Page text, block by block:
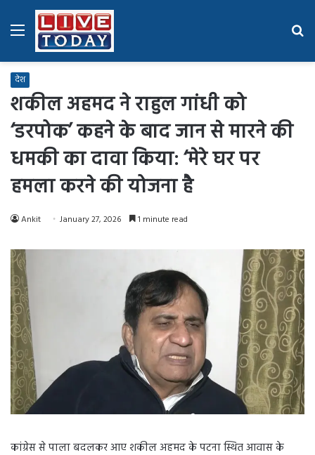
Menu
देश
शकील अहमद ने राहुल गांधी को
‘डरपोक’ कहने के बाद जान से मारने की
धमकी का दावा किया: ‘मेरे घर पर
हमला करने की योजना है
Ankit January 27, 2026 1 minute read
कांग्रेस से पाला बदलकर आए शकील अहमद के पटना स्थित आवास के